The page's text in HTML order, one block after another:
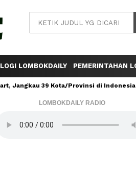
LOMBOKDAILY PEMERINTAHAN
Jangkau 39 Kota/Provinsi di Indonesia
LOMBOKDAILY RADIO